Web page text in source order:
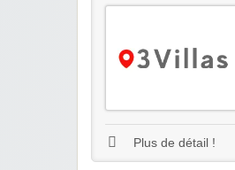
Plus de détail !